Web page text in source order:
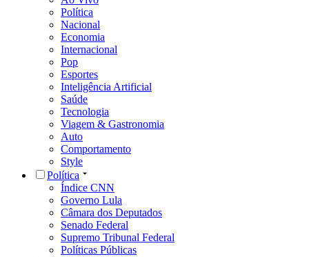
Política
Nacional
Economia
Internacional
Pop
Esportes
Inteligência Artificial
Saúde
Tecnologia
Viagem & Gastronomia
Auto
Comportamento
Style
Política
Índice CNN
Governo Lula
Câmara dos Deputados
Senado Federal
Supremo Tribunal Federal
Políticas Públicas